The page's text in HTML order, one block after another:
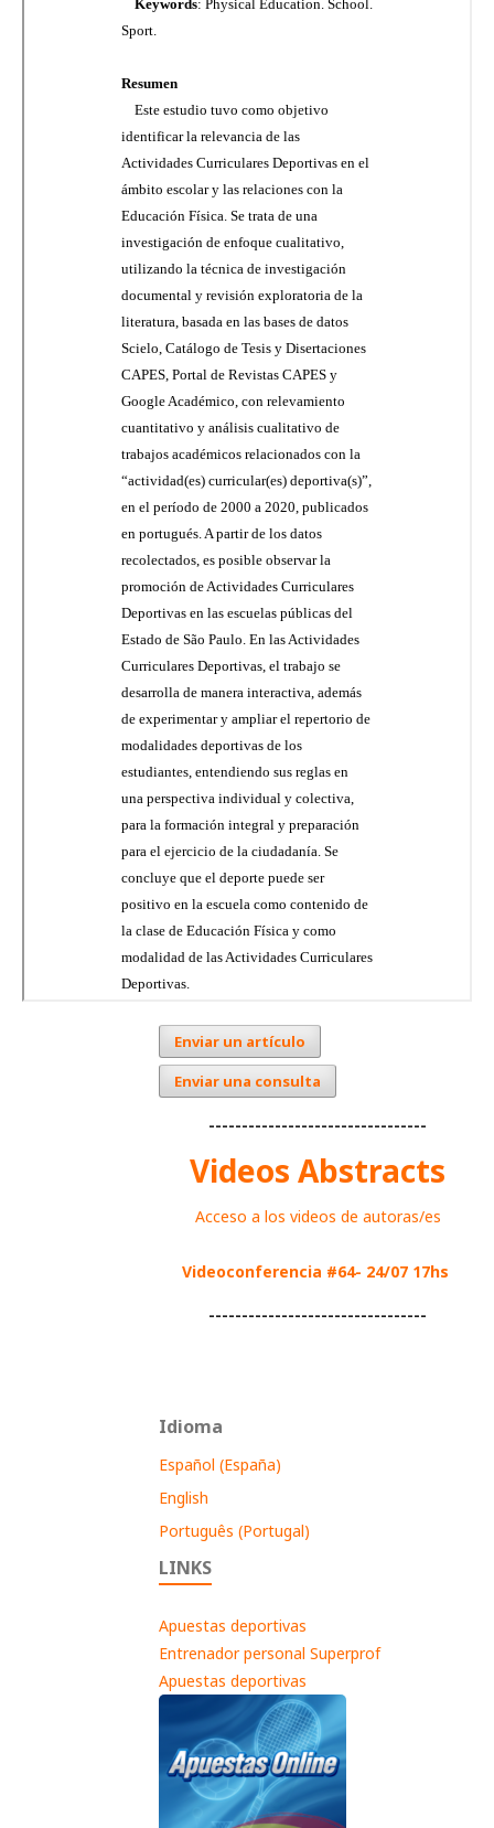
Enviar un artículo
Enviar una consulta
---------------------------------
Videos Abstracts
Acceso a los videos de autoras/es
Videoconferencia #64- 24/07 17hs
---------------------------------
Idioma
Español (España)
English
Português (Portugal)
LINKS
Apuestas deportivas
Entrenador personal Superprof
Apuestas deportivas